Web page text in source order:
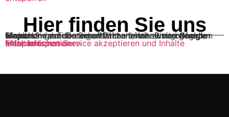
Hier finden Sie uns
Sie sehen gerade einen Platzhalterinhalt von
Google Maps
. Um auf den eigentlichen Inhalt zuzugreifen, klicken Sie auf die Schaltfläche unten. Bitte beachten Sie, dass dabei Daten an Drittanbieter weitergegeben werden.
Mehr Informationen
Inhalt entsperren
Erforderlichen Service akzeptieren und Inhalte entsperren